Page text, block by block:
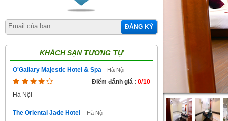
ĐĂNG KÝ
KHÁCH SẠN TƯƠNG TỰ
O'Gallary Majestic Hotel & Spa - Hà Nội
Điểm đánh giá : 0/10
Hà Nội
The Oriental Jade Hotel - Hà Nội